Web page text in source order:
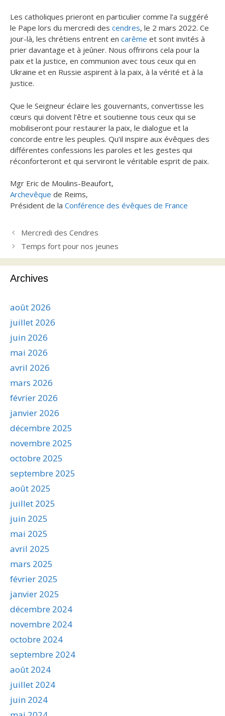
Les catholiques prieront en particulier comme l’a suggéré
le Pape lors du mercredi des cendres, le 2 mars 2022. Ce
jour-là, les chrétiens entrent en carême et sont invités à
prier davantage et à jeûner. Nous offrirons cela pour la
paix et la justice, en communion avec tous ceux qui en
Ukraine et en Russie aspirent à la paix, à la vérité et à la
justice.
Que le Seigneur éclaire les gouvernants, convertisse les
cœurs qui doivent l’être et soutienne tous ceux qui se
mobiliseront pour restaurer la paix, le dialogue et la
concorde entre les peuples. Qu’il inspire aux évêques des
différentes confessions les paroles et les gestes qui
réconforteront et qui serviront le véritable esprit de paix.
Mgr Eric de Moulins-Beaufort,
Archevêque de Reims,
Président de la Conférence des évêques de France
Mercredi des Cendres
Temps fort pour nos jeunes
Archives
août 2026
juillet 2026
juin 2026
mai 2026
avril 2026
mars 2026
février 2026
janvier 2026
décembre 2025
novembre 2025
octobre 2025
septembre 2025
août 2025
juillet 2025
juin 2025
mai 2025
avril 2025
mars 2025
février 2025
janvier 2025
décembre 2024
novembre 2024
octobre 2024
septembre 2024
août 2024
juillet 2024
juin 2024